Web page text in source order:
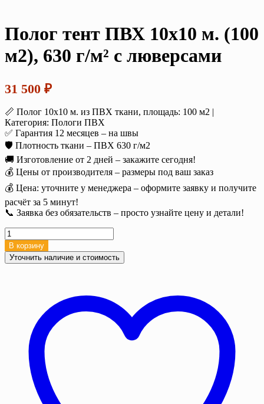
Полог тент ПВХ 10х10 м. (100
м2), 630 г/м² с люверсами
31 500 ₽
📏 Полог 10х10 м. из ПВХ ткани, площадь: 100 м2 |
Категория: Пологи ПВХ
✅ Гарантия 12 месяцев – на швы
🛡️ Плотность ткани – ПВХ 630 г/м2
🚚 Изготовление от 2 дней – закажите сегодня!
💰 Цены от производителя – размеры под ваш заказ
💰 Цена: уточните у менеджера – оформите заявку и получите
расчёт за 5 минут!
📞 Заявка без обязательств – просто узнайте цену и детали!
Количество
товара
Полог
тент
люверсами
В корзину
Уточнить наличие и стоимость